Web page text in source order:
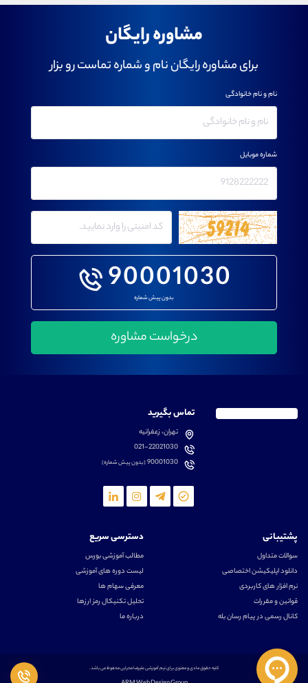
مشاوره رایگان
برای مشاوره رایگان نام و شماره تماست رو بزار
90001030
بدون پیش شماره
نام و نام خانوادگی
شماره موبایل
تماس بگیرید
تهران، زعفرانیه
021-22021030
90001030(بدون پیش شماره)
پشتیبانی
سوالات متداول
دانلود اپلیکیشن اختصاصی
نرم افزار های کاربردی
قوانین و مقررات
کانال رسمی در پیام رسان بله
دسترسی سریع
مطالب آموزشی بورس
لیست دوره های آموزشی
معرفی سهام ها
تحلیل تکنیکال رمز ارزها
درباره ما
کلیه حقوق مادی و معنوی برای تیم آموزشی علیرضا محرابی محفوظ می باشد.